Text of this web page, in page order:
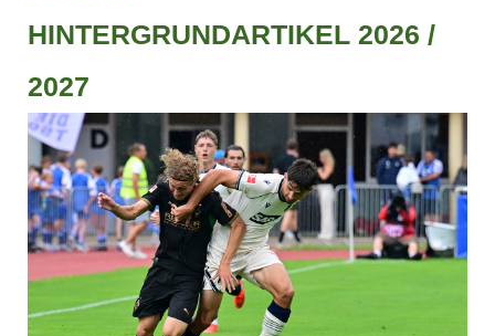
HINTERGRUNDARTIKEL 2026 /
2027